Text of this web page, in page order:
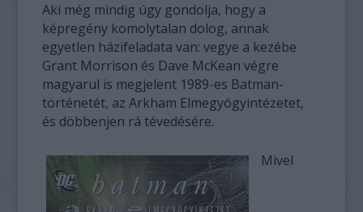
Aki még mindig úgy gondolja, hogy a
képregény komolytalan dolog, annak
egyetlen házifeladata van: vegye a kezébe
Grant Morrison és Dave McKean végre
magyarul is megjelent 1989-es Batman-
történetét, az Arkham Elmegyógyintézetet,
és döbbenjen rá tévedésére.
Mivel